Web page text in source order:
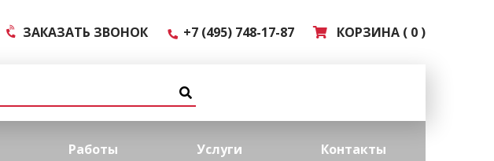
ЗАКАЗАТЬ ЗВОНОК +7 (495) 748-17-87 КОРЗИНА ( 0 )
Работы Услуги Контакты